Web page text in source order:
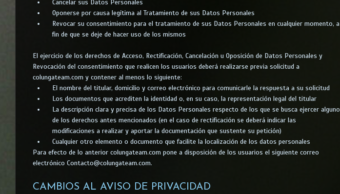
Cancelar sus Datos Personales
Oponerse por causa legítima al Tratamiento de sus Datos Personales
Revocar su consentimiento para el tratamiento de sus Datos Personales en cualquier momento, a
fin de que se deje de hacer uso de los mismos
El ejercicio de los derechos de Acceso, Rectificación, Cancelación u Oposición de Datos Personales y
Revocación del consentimiento que realicen los usuarios deberá realizarse previa solicitud a
colungateam.com y contener al menos lo siguiente:
El nombre del titular, domicilio y correo electrónico para comunicarle la respuesta a su solicitud
Los documentos que acrediten la identidad o, en su caso, la representación legal del titular
La descripción clara y precisa de los Datos Personales respecto de los que se busca ejercer alguno
de los derechos antes mencionados (en el caso de rectificación se deberá indicar las
modificaciones a realizar y aportar la documentación que sustente su petición)
Cualquier otro elemento o documento que facilite la localización de los datos personales
Para efecto de lo anterior colungateam.com pone a disposición de los usuarios el siguiente correo
electrónico Contacto@colungateam.com.
CAMBIOS AL AVISO DE PRIVACIDAD